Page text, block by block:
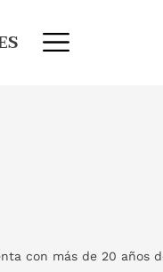
con más de 20 años